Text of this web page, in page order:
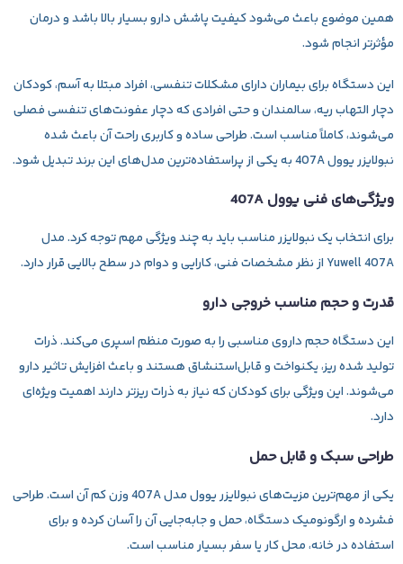
همین موضوع باعث می‌شود کیفیت پاشش دارو بسیار بالا باشد و درمان
مؤثرتر انجام شود.
این دستگاه برای بیماران دارای مشکلات تنفسی، افراد مبتلا به آسم، کودکان
دچار التهاب ریه، سالمندان و حتی افرادی که دچار عفونت‌های تنفسی فصلی
می‌شوند، کاملاً مناسب است. طراحی ساده و کاربری راحت آن باعث شده
نبولایزر یوول 407A
به یکی از پراستفاده‌ترین مدل‌های این برند تبدیل شود.
ویژگی‌های فنی یوول 407A
برای انتخاب یک نبولایزر مناسب باید به چند ویژگی مهم توجه کرد. مدل
Yuwell 407A از نظر مشخصات فنی، کارایی و دوام در سطح بالایی قرار دارد.
قدرت و حجم مناسب خروجی دارو
این دستگاه حجم داروی مناسبی را به صورت منظم اسپری می‌کند. ذرات
تولید شده ریز، یکنواخت و قابل‌استنشاق هستند و باعث افزایش تاثیر دارو
می‌شوند. این ویژگی برای کودکان که نیاز به ذرات ریزتر دارند اهمیت ویژه‌ای
دارد.
طراحی سبک و قابل حمل
یکی از مهم‌ترین مزیت‌هاینبولایزر یوول مدل 407A
وزن کم آن است. طراحی
فشرده و ارگونومیک دستگاه، حمل و جابه‌جایی آن را آسان کرده و برای
استفاده در خانه، محل کار یا سفر بسیار مناسب است.